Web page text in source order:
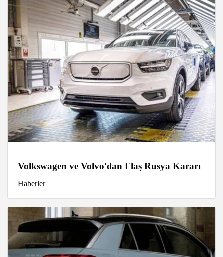
Volkswagen ve Volvo'dan Flaş Rusya Kararı
Haberler